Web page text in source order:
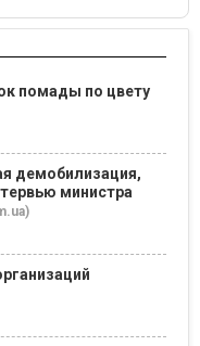
помады по цвету
демобилизация,
министра